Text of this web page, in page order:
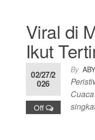
Viral di
Ikut
By
02/27/2
026
Off